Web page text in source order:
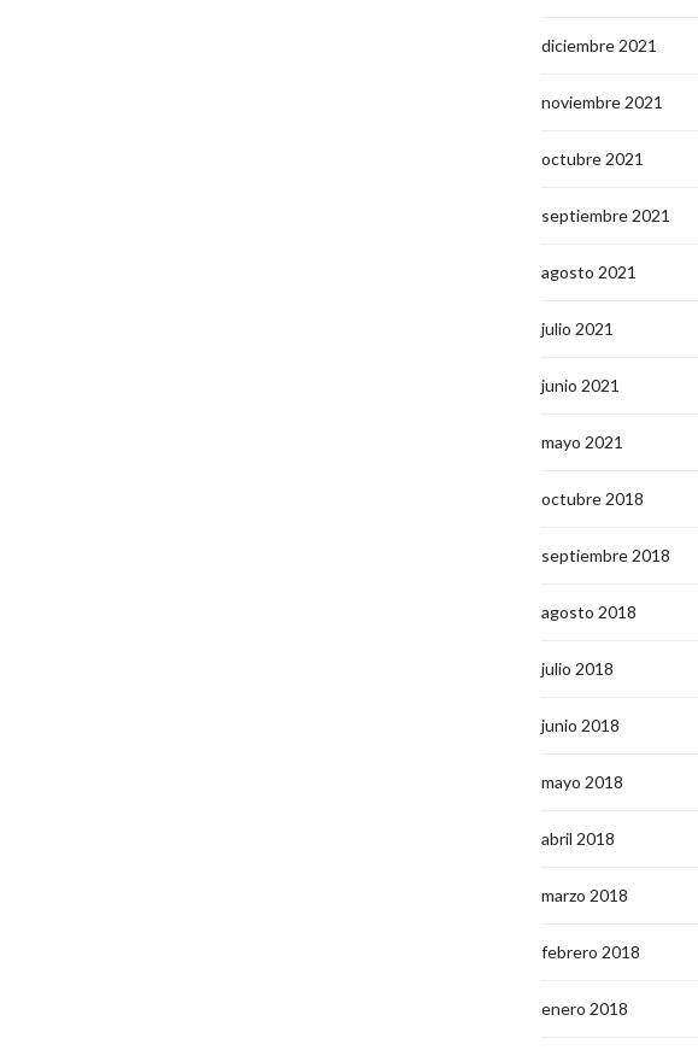
diciembre 2021
noviembre 2021
octubre 2021
septiembre 2021
agosto 2021
julio 2021
junio 2021
mayo 2021
octubre 2018
septiembre 2018
agosto 2018
julio 2018
junio 2018
mayo 2018
abril 2018
marzo 2018
febrero 2018
enero 2018